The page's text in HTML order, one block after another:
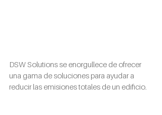
DSW Solutions se enorgullece de ofrecer
una gama de soluciones para ayudar a
reducir las emisiones totales de un edificio.